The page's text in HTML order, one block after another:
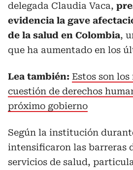
delegada Claudia Vaca,
evidencia la gave
de la salud en Colombia,
que ha aumentado en los
Lea también: Estos son
cuestión de derechos
próximo gobierno
Según la institución
intensificaron las barreras
servicios de salud,